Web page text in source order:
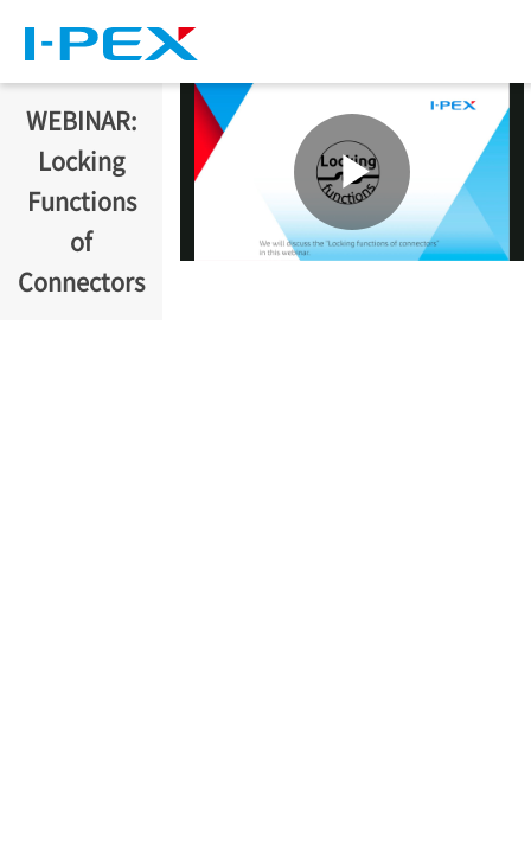
WEBINAR:
Locking
Functions
of
Connectors